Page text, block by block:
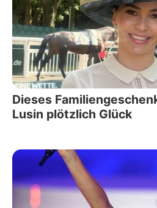
Dieses
Lusin plötzlich Glück